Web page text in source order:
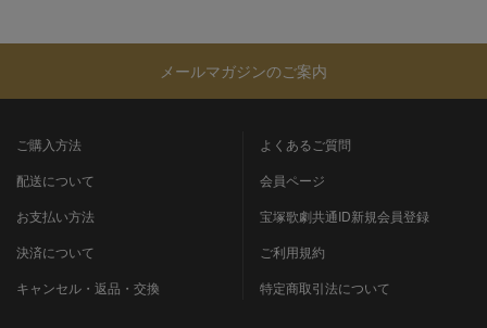
メールマガジンのご案内
ご購入方法
配送について
お支払い方法
決済について
キャンセル・返品・交換
よくあるご質問
会員ページ
宝塚歌劇共通ID新規会員登録
ご利用規約
特定商取引法について